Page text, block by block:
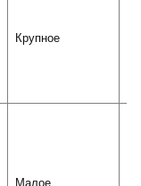
Крупное
Малое